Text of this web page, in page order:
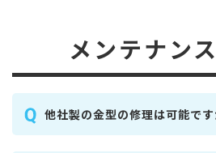
メンテナン
他社製の金型の修理は可能です